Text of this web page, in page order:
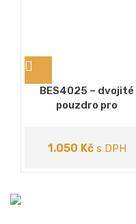
BES4025 – dvojité
pouzdro pro
chlopně, 2x závěs clip
1.050 Kčs DPH